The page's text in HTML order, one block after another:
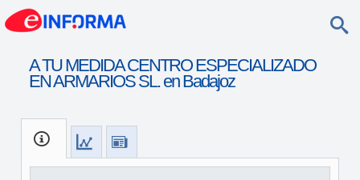
A TU MEDIDA CENTRO ESPECIALIZADO
EN ARMARIOS SL. en Badajoz